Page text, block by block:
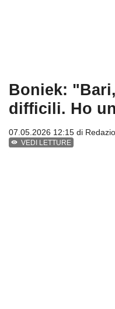
Boniek:
difficili. Ho
07.05.2026 12:15 di
VEDI LETTURE